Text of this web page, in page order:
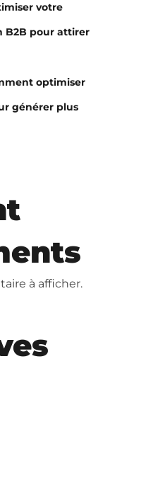
votre
B2B pour attirer
optimiser
générer plus
à afficher.